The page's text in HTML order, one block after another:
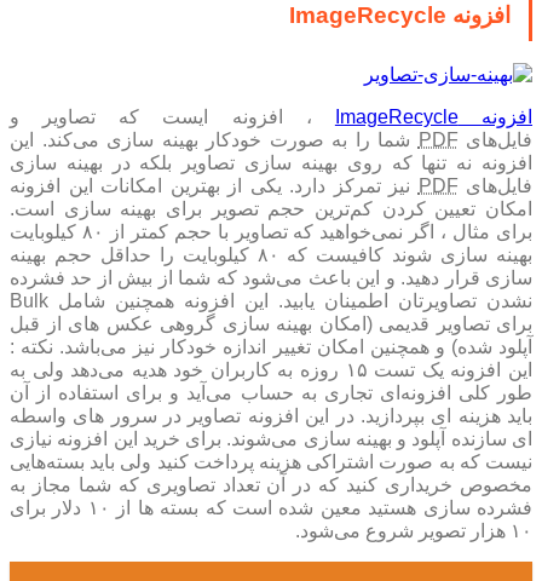
افزونه ImageRecycle
افزونه ImageRecycle
، افزونه ایست که تصاویر و
فایل‌های PDF شما را به صورت خودکار بهینه سازی می‌کند. این
افزونه نه تنها که روی بهینه سازی تصاویر بلکه در بهینه سازی
فایل‌های PDF نیز تمرکز دارد. یکی از بهترین امکانات این افزونه
امکان تعیین کردن کم‌ترین حجم تصویر برای بهینه سازی است.
برای مثال ، اگر نمی‌خواهید که تصاویر با حجم کمتر از ۸۰ کیلوبایت
بهینه‌ سازی شوند کافیست که ۸۰ کیلوبایت را حداقل حجم بهینه
سازی قرار دهید. و این باعث می‌شود که شما از بیش از حد فشرده
نشدن تصاویرتان اطمینان یابید. این افزونه همچنین شامل Bulk
برای تصاویر قدیمی (امکان بهینه سازی گروهی عکس های از قبل
آپلود شده) و همچنین امکان تغییر اندازه خودکار نیز می‌باشد. نکته :
این افزونه یک تست ۱۵ روزه به کاربران خود هدیه می‌دهد ولی به
طور کلی افزونه‌ای تجاری به حساب می‌آید و برای استفاده از آن
باید هزینه ای بپردازید. در این افزونه تصاویر در سرور های واسطه
ای سازنده آپلود و بهینه سازی می‌شوند. برای خرید این افزونه نیازی
نیست که به صورت اشتراکی هزینه پرداخت کنید ولی باید بسته‌هایی
مخصوص خریداری کنید که در آن تعداد تصاویری که شما مجاز به
فشرده سازی هستید معین شده است که بسته ‌ها از ۱۰ دلار برای
۱۰ هزار تصویر شروع می‌شود.